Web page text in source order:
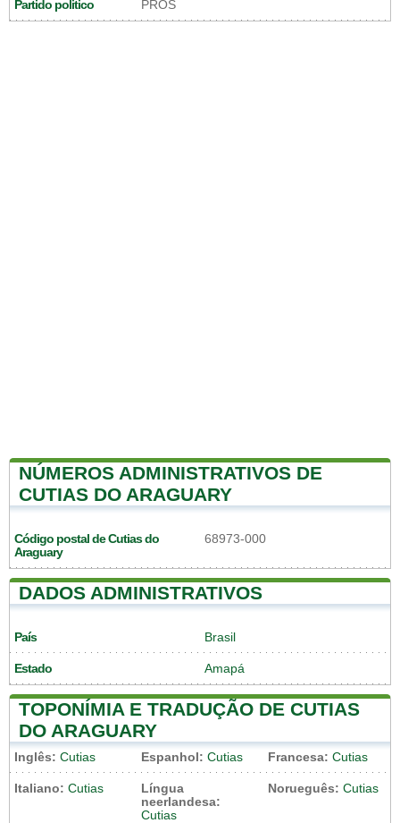
Partido politico PROS
NÚMEROS ADMINISTRATIVOS DE
CUTIAS DO ARAGUARY
Código postal de Cutias do
Araguary
68973-000
DADOS ADMINISTRATIVOS
País Brasil
Estado Amapá
TOPONÍMIA E TRADUÇÃO DE CUTIAS
DO ARAGUARY
Inglês: Cutias Espanhol: Cutias Francesa: Cutias
Italiano: Cutias
Língua
neerlandesa:
Cutias
Norueguês: Cutias